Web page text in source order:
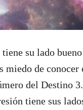
su lado
miedo de conocer
del Destino
tiene sus